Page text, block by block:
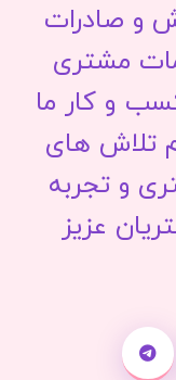
و صادرات
مشتری
و کار ما
تلاش های
و تجربه
عزیز